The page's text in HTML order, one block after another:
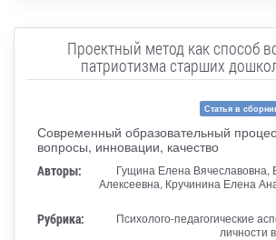
Проектный метод как способ
патриотизма старших
Статья в
Современный образовательный
вопросы, инновации, качество
Авторы:
Гущина Елена Вячеславовна,
Алексеевна, Кручинина Елена
Рубрика:
Психолого-педагогические
личности